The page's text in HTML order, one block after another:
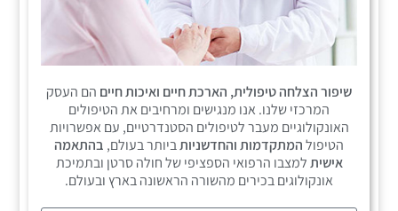
שיפור הצלחה טיפולית, הארכת חיים ואיכות חיים הם העסק
המרכזי שלנו. אנו מנגישים ומרחיבים את הטיפולים
האונקולוגיים מעבר לטיפולים הסטנדרטיים, עם אפשרויות
הטיפולהמתקדמות והחדשניותביותר בעולם, בהתאמה
אישיתלמצבו הרפואי הספציפי של חולה סרטן ובתמיכת
אונקולוגים בכירים מהשורה הראשונה בארץ ובעולם.